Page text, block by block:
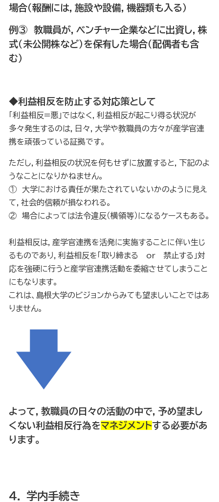
場合（報酬には，施設や設備，機器類も入る）
例③ 教職員が，ベンチャー企業などに出資し，株
式（未公開株など）を保有した場合（配偶者も含
む）
◆利益相反を防止する対応策として
「利益相反=悪」ではなく，利益相反が起こり得る状況が
多々発生するのは，日々，大学や教職員の方々が産学官連
携を頑張っている証拠です。
ただし，利益相反の状況を何もせずに放置すると，下記のよ
うなことになりかねません。
① 大学における責任が果たされていないかのように見え
て，社会的信頼が損なわれる。
② 場合によっては法令違反（横領等）になるケースもある。
利益相反は，産学官連携を活発に実施することに伴い生じ
るものであり，利益相反を「取り締まる or 禁止する」対
応を強硬に行うと産学官連携活動を委縮させてしまうこと
にもなります。
これは、島根大学のビジョンからみても望ましいことではあ
りません。
よって，教職員の日々の活動の中で，予め望まし
くない利益相反行為をマネジメントする必要があ
ります。
４． 学内手続き